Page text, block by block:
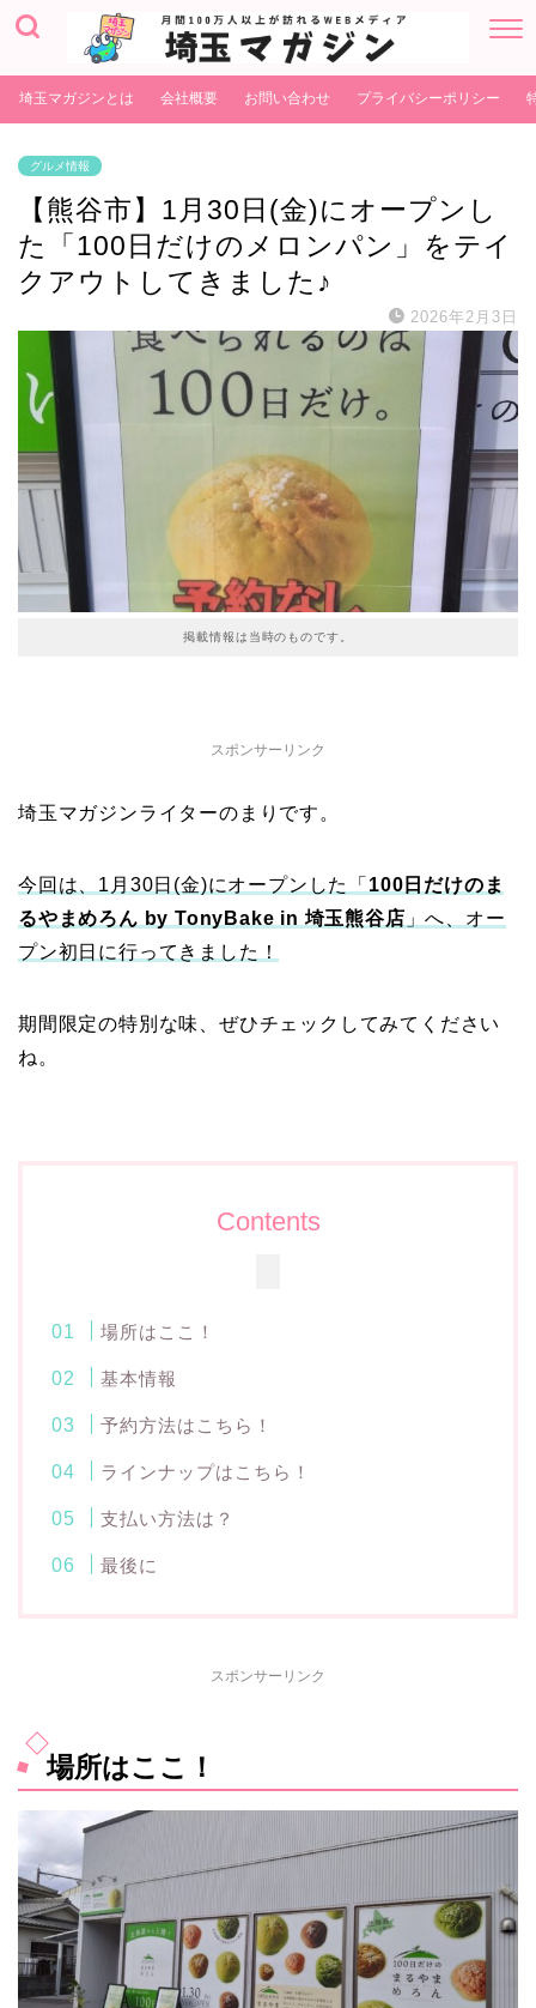
埼玉マガジンとは 会社概要 お問い合わせ プライバシーポリシー
グルメ情報
【熊谷市】1月30日(金)にオープンし
た「100日だけのメロンパン」をテイ
クアウトしてきました♪
2026年2月3日
掲載情報は当時のものです。
スポンサーリンク
埼玉マガジンライターのまりです。
今回は、1月30日(金)にオープンした「 100日だけのま
るやまめろん by TonyBake in 埼玉熊谷店 」へ、オー
プン初日に行ってきました！
期間限定の特別な味、ぜひチェックしてみてください
ね。
Contents
場所はここ！
基本情報
予約方法はこちら！
ラインナップはこちら！
支払い方法は？
最後に
スポンサーリンク
場所はここ！